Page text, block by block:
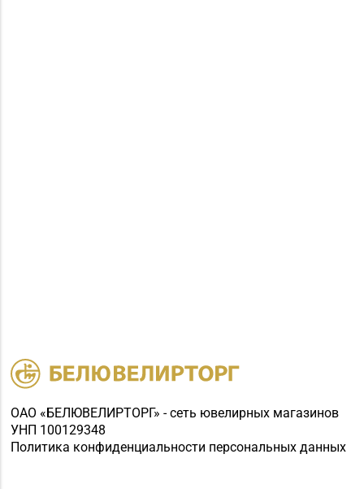
ОАО «БЕЛЮВЕЛИРТОРГ» - сеть ювелирных магазинов
УНП 100129348
Политика конфиденциальности персональных данных